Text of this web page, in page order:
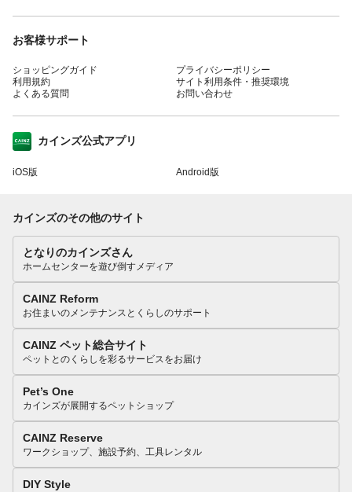
お客様サポート
ショッピングガイド
利用規約
よくある質問
プライバシーポリシー
サイト利用条件・推奨環境
お問い合わせ
カインズ公式アプリ
iOS版 Android版
カインズのその他のサイト
となりのカインズさん
ホームセンターを遊び倒すメディア
CAINZ Reform
お住まいのメンテナンスとくらしのサポート
CAINZ ペット総合サイト
ペットとのくらしを彩るサービスをお届け
Pet’s One
カインズが展開するペットショップ
CAINZ Reserve
ワークショップ、施設予約、工具レンタル
DIY Style